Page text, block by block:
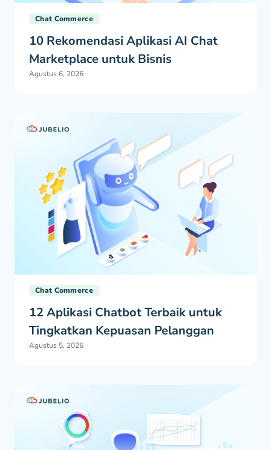
Chat Commerce
10 Rekomendasi Aplikasi AI Chat
Marketplace untuk Bisnis
Agustus 6, 2026
Chat Commerce
12 Aplikasi Chatbot Terbaik untuk
Tingkatkan Kepuasan Pelanggan
Agustus 5, 2026